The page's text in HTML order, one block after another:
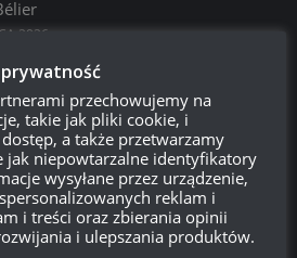
2026
/WORLD OF TANKS
(P) – kolejny pojazd z współpracy
Panzer?
2026
/WORLD OF TANKS
Lipiec, czyli co nasz czeka w
miesiącu w grze?
przechowujemy na
takie jak pliki cookie, i
a także przetwarzamy
jak niepowtarzalne identyfikatory
wysyłane przez urządzenie,
reklam i
i treści oraz zbierania opinii
i ulepszania produktów.